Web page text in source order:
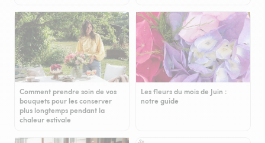
Comment prendre soin de vos
bouquets pour les conserver
plus longtemps pendant la
chaleur estivale
Les fleurs du mois de Juin :
notre guide